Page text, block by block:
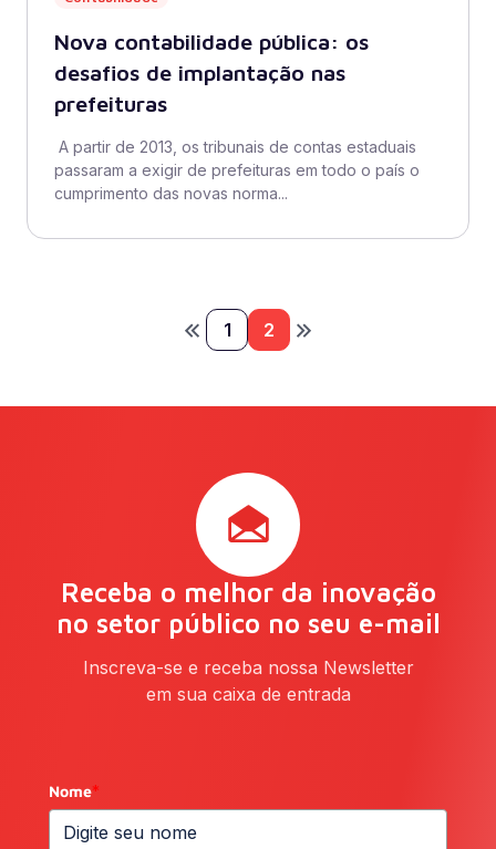
Nova contabilidade pública: os
desafios de implantação nas
prefeituras
A partir de 2013, os tribunais de contas estaduais
passaram a exigir de prefeituras em todo o país o
cumprimento das novas norma...
1 2
Receba o melhor da inovação
no setor público no seu e-mail
Inscreva-se e receba nossa Newsletter
em sua caixa de entrada
Nome*